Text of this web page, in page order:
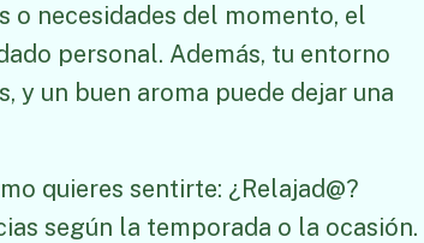
o necesidades del momento, el
personal. Además, tu entorno
y un buen aroma puede dejar una
quieres sentirte: ¿Relajad@?
según la temporada o la ocasión.